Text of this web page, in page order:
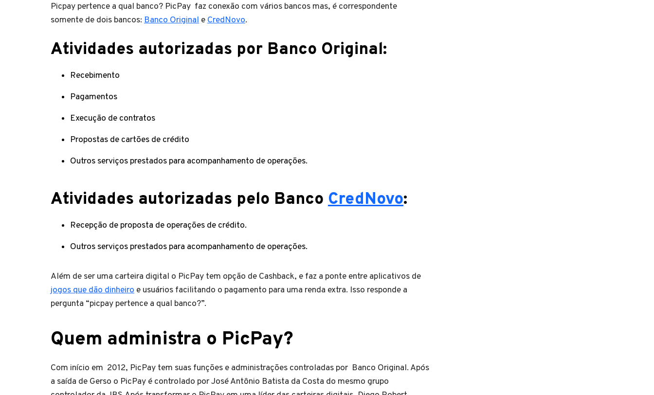
Picpay pertence a qual banco? PicPay faz conexão com vários bancos mas, é correspondente
somente de dois bancos: Banco Original e CredNovo.
Atividades autorizadas por Banco Original:
Recebimento
Pagamentos
Execução de contratos
Propostas de cartões de crédito
Outros serviços prestados para acompanhamento de operações.
Atividades autorizadas pelo Banco CredNovo:
Recepção de proposta de operações de crédito.
Outros serviços prestados para acompanhamento de operações.
Além de ser uma carteira digital o PicPay tem opção de Cashback, e faz a ponte entre aplicativos de
jogos que dão dinheiro e usuários facilitando o pagamento para uma renda extra. Isso responde a
pergunta “picpay pertence a qual banco?”.
Quem administra o PicPay?
Com início em 2012, PicPay tem suas funções e administrações controladas por Banco Original. Após
a saída de Gerso o PicPay é controlado por José Antônio Batista da Costa do mesmo grupo